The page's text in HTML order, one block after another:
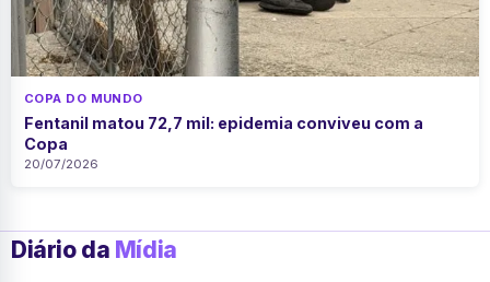
COPA DO MUNDO
Fentanil matou 72,7 mil: epidemia conviveu com a
Copa
20/07/2026
Diário da Mídia